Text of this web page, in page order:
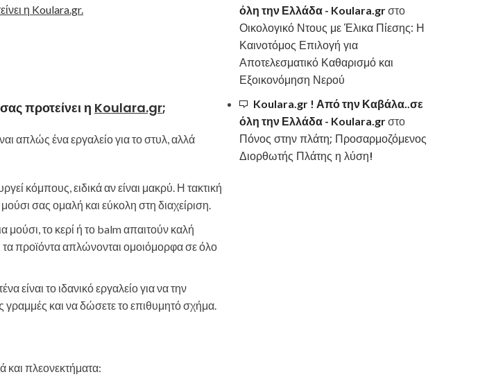
η Koulara.gr.
προτείνει η Koulara.gr;
απλώς ένα εργαλείο για το στυλ, αλλά
κόμπους, ειδικά αν είναι μακρύ. Η τακτική
σας ομαλή και εύκολη στη διαχείριση.
μούσι, το κερί ή το balm απαιτούν καλή
τα προϊόντα απλώνονται ομοιόμορφα σε όλο
είναι το ιδανικό εργαλείο για να την
και να δώσετε το επιθυμητό σχήμα.
και πλεονεκτήματα:
όλη την Ελλάδα - Koulara.grστο
Οικολογικό Ντους με Έλικα Πίεσης: Η
Καινοτόμος Επιλογή για
Αποτελεσματικό Καθαρισμό και
Εξοικονόμηση Νερού
Koulara.gr ! Από την Καβάλα..σε
όλη την Ελλάδα - Koulara.grστο
Πόνος στην πλάτη; Προσαρμοζόμενος
Διορθωτής Πλάτης η λύση!